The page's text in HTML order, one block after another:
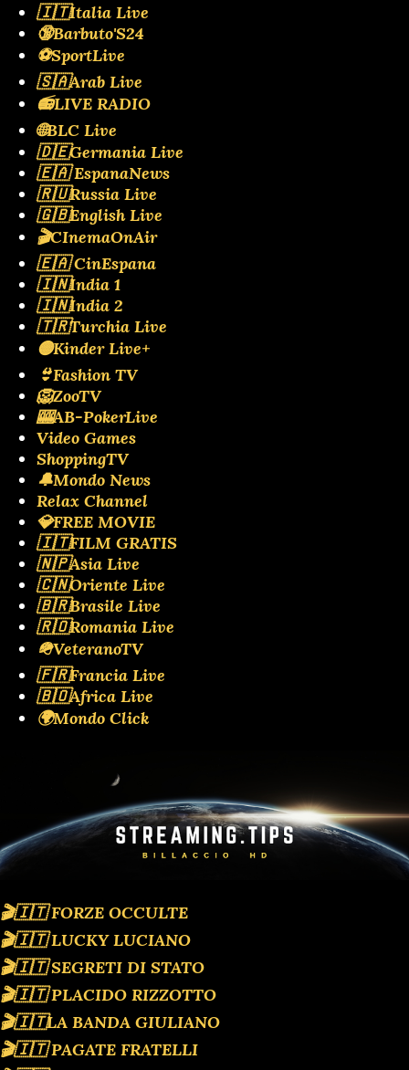
🇮🇹Italia Live
🔞Barbuto'S24
⚽SportLive
🇸🇦Arab Live
📻LIVE RADIO
🌐BLC Live
🇩🇪Germania Live
🇪🇦 EspanaNews
🇷🇺Russia Live
🇬🇧English Live
🎬CInemaOnAir
🇪🇦 CinEspana
🇮🇳India 1
🇮🇳India 2
🇹🇷Turchia Live
🟡Kinder Live+
👙Fashion TV
🦁ZooTV
🎰AB-PokerLive
Video Games
ShoppingTV
🔔Mondo News
Relax Channel
💎FREE MOVIE
🇮🇹FILM GRATIS
🇳🇵Asia Live
🇨🇳Oriente Live
🇧🇷Brasile Live
🇷🇴Romania Live
🪖VeteranoTV
🇫🇷Francia Live
🇧🇴Africa Live
🌍Mondo Click
🎬🇮🇹 FORZE OCCULTE
🎬🇮🇹 LUCKY LUCIANO
🎬🇮🇹 SEGRETI DI STATO
🎬🇮🇹 PLACIDO RIZZOTTO
🎬🇮🇹LA BANDA GIULIANO
🎬🇮🇹 PAGATE FRATELLI